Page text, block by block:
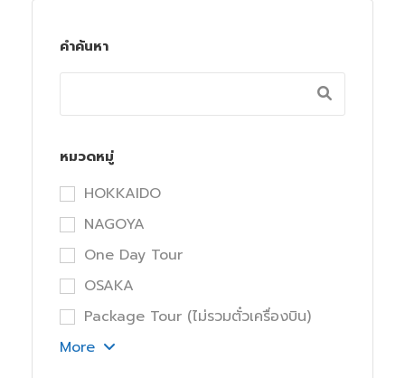
คำค้นหา
หมวดหมู่
HOKKAIDO
NAGOYA
One Day Tour
OSAKA
Package Tour (ไม่รวมตั๋วเครื่องบิน)
More